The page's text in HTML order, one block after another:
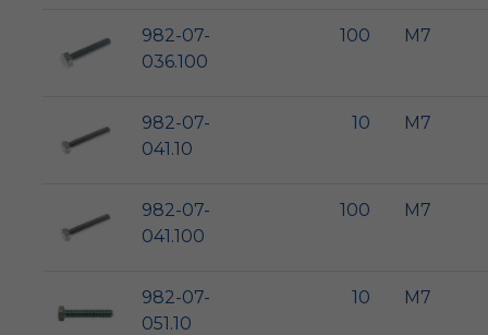
982-07-
036.100
100 M7
982-07-
041.10
10 M7
982-07-
041.100
100 M7
982-07-
051.10
10 M7